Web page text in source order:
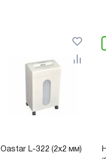
Oastar L-322 (2x2 мм)